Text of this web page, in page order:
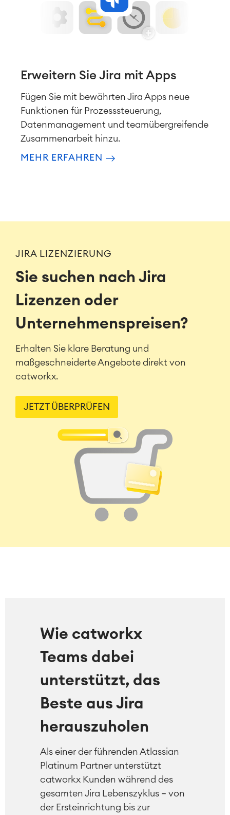
Virtual Office
SAP Integration
Atlassian Backup & Restore
RESSOURCEN
■
Erweitern Sie Jira mit Apps
Fügen Sie mit bewährten Jira Apps neue
Funktionen für Prozesssteuerung,
Datenmanagement und teamübergreifende
Zusammenarbeit hinzu.
MEHR ERFAHREN
JIRA LIZENZIERUNG
Sie suchen nach Jira
Lizenzen oder
Unternehmenspreisen?
Erhalten Sie klare Beratung und
maßgeschneiderte Angebote direkt von
catworkx.
JETZT ÜBERPRÜFEN
Wie catworkx
Teams dabei
unterstützt, das
Beste aus Jira
herauszuholen
Als einer der führenden Atlassian
Platinum Partner unterstützt
catworkx Kunden während des
gesamten Jira Lebenszyklus – von
der Ersteinrichtung bis zur